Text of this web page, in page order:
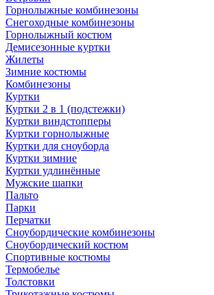
Горнолыжные комбинезоны
Снегоходные комбинезоны
Горнолыжный костюм
Демисезонные куртки
Жилеты
Зимние костюмы
Комбинезоны
Куртки
Куртки 2 в 1 (подстежки)
Куртки виндстопперы
Куртки горнолыжные
Куртки для сноуборда
Куртки зимние
Куртки удлинённые
Мужские шапки
Пальто
Парки
Перчатки
Сноубордические комбинезоны
Сноубордический костюм
Спортивные костюмы
Термобелье
Толстовки